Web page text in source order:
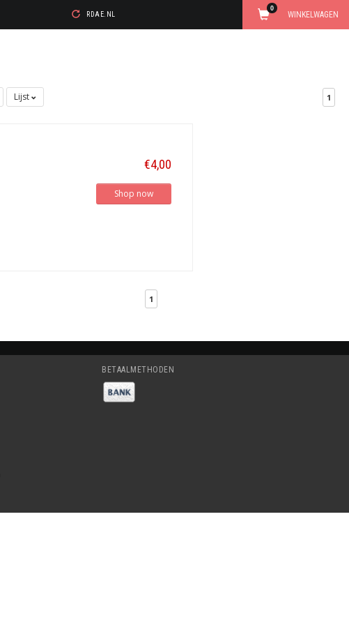
RDAE.NL WINKELWAGEN
0
Lijst 1
€4,00
Shop now
1
BETAALMETHODEN